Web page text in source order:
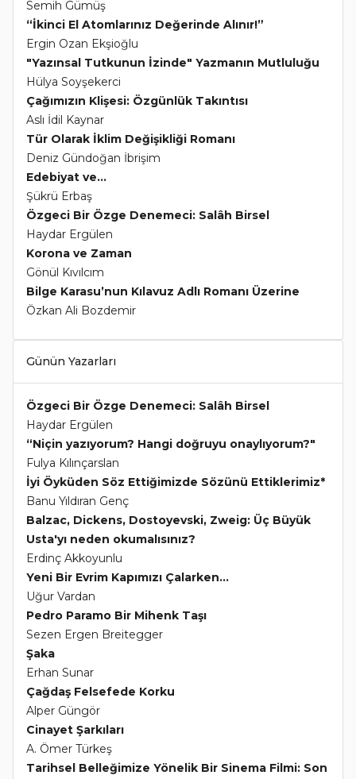
Semih Gümüş
“İkinci El Atomlarınız Değerinde Alınır!”
Ergin Ozan Ekşioğlu
"Yazınsal Tutkunun İzinde" Yazmanın Mutluluğu
Hülya Soyşekerci
Çağımızın Klişesi: Özgünlük Takıntısı
Aslı İdil Kaynar
Tür Olarak İklim Değişikliği Romanı
Deniz Gündoğan İbrişim
Edebiyat ve...
Şükrü Erbaş
Özgeci Bir Özge Denemeci: Salâh Birsel
Haydar Ergülen
Korona ve Zaman
Gönül Kıvılcım
Bilge Karasu’nun Kılavuz Adlı Romanı Üzerine
Özkan Ali Bozdemir
Günün Yazarları
Özgeci Bir Özge Denemeci: Salâh Birsel
Haydar Ergülen
“Niçin yazıyorum? Hangi doğruyu onaylıyorum?"
Fulya Kılınçarslan
İyi Öyküden Söz Ettiğimizde Sözünü Ettiklerimiz*
Banu Yıldıran Genç
Balzac, Dickens, Dostoyevski, Zweig: Üç Büyük
Usta'yı neden okumalısınız?
Erdinç Akkoyunlu
Yeni Bir Evrim Kapımızı Çalarken...
Uğur Vardan
Pedro Paramo Bir Mihenk Taşı
Sezen Ergen Breitegger
Şaka
Erhan Sunar
Çağdaş Felsefede Korku
Alper Güngör
Cinayet Şarkıları
A. Ömer Türkeş
Tarihsel Belleğimize Yönelik Bir Sinema Filmi: Son